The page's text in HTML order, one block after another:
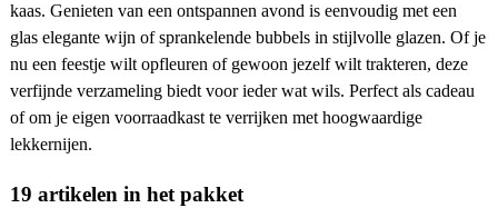
kaas. Genieten van een ontspannen avond is eenvoudig met een
glas elegante wijn of sprankelende bubbels in stijlvolle glazen. Of je
nu een feestje wilt opfleuren of gewoon jezelf wilt trakteren, deze
verfijnde verzameling biedt voor ieder wat wils. Perfect als cadeau
of om je eigen voorraadkast te verrijken met hoogwaardige
lekkernijen.
19 artikelen in het pakket